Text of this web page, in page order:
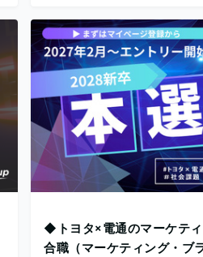
◆トヨタ×電通のマーケテ
合職（マーケティング・ブ